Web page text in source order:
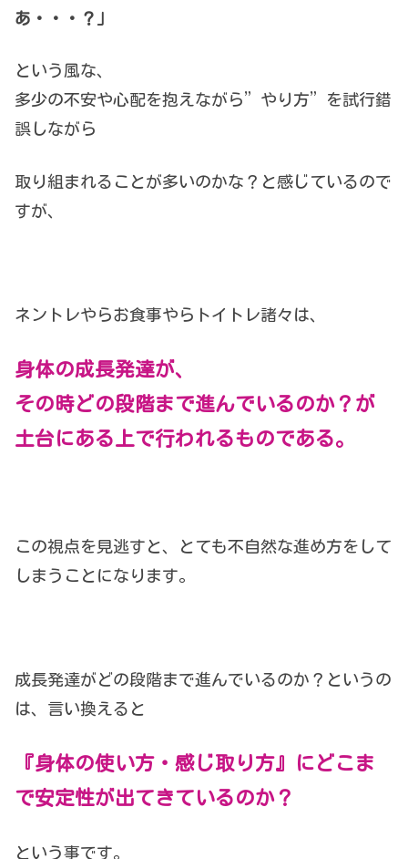
あ・・・？」
という風な、
多少の不安や心配を抱えながら”やり方”を試行錯
誤しながら
取り組まれることが多いのかな？と感じているので
すが、
ネントレやらお食事やらトイトレ諸々は、
身体の成長発達が、
その時どの段階まで進んでいるのか？が
土台にある上で行われるものである。
この視点を見逃すと、とても不自然な進め方をして
しまうことになります。
成長発達がどの段階まで進んでいるのか？というの
は、言い換えると
『身体の使い方・感じ取り方』にどこま
で安定性が出てきているのか？
という事です。